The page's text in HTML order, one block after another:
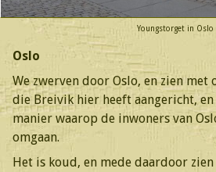
Youngstorget in Oslo
Oslo
We zwerven door Oslo, en zien met
die Breivik hier heeft aangericht,
manier waarop de inwoners van
omgaan.
Het is koud, en mede daardoor zien